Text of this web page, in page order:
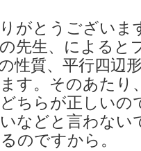
がとうございま
先生、によると
性質、平行四辺
す。そのあたり
ちらが正しいの
などと言わない
のですから。